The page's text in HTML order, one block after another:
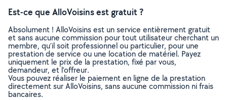
Est-ce que AlloVoisins est gratuit ?
Absolument ! AlloVoisins est un service entièrement gratuit
et sans aucune commission pour tout utilisateur cherchant un
membre, qu’il soit professionnel ou particulier, pour une
prestation de service ou une location de matériel. Payez
uniquement le prix de la prestation, fixé par vous,
demandeur, et l’offreur.
Vous pouvez réaliser le paiement en ligne de la prestation
directement sur AlloVoisins, sans aucune commission ni frais
bancaires.